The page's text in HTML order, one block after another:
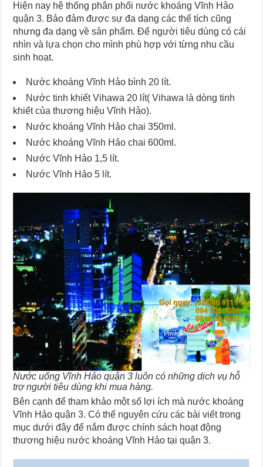
Hiện nay hệ thống phân phối nước khoáng Vĩnh Hảo
quận 3. Bảo đảm được sự đa dạng các thể tích cũng
nhưng đa dạng về sản phẩm. Để người tiêu dùng có cái
nhìn và lựa chọn cho mình phù hợp với từng nhu cầu
sinh hoạt.
Nước khoáng Vĩnh Hảo bình 20 lít.
Nước tinh khiết Vihawa 20 lít( Vihawa là dòng tinh
khiết của thương hiệu Vĩnh Hảo).
Nước khoáng Vĩnh Hảo chai 350ml.
Nước khoáng Vĩnh Hảo chai 600ml.
Nước Vĩnh Hảo 1,5 lít.
Nước Vĩnh Hảo 5 lít.
Nước uống Vĩnh Hảo quận 3 luôn có những dịch vụ hỗ
trợ người tiêu dùng khi mua hàng.
Bên cạnh để tham khảo một số lợi ích mà nước khoáng
Vĩnh Hảo quận 3. Có thể nguyên cứu các bài viết trong
mục dưới đây để nắm được chính sách hoạt động
thương hiệu nước khoáng Vĩnh Hảo tại quận 3.